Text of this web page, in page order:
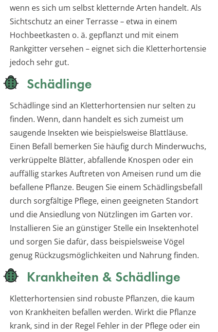
wenn es sich um selbst kletternde Arten handelt. Als
Sichtschutz an einer Terrasse – etwa in einem
Hochbeetkasten o. ä. gepflanzt und mit einem
Rankgitter versehen – eignet sich die Kletterhortensie
jedoch sehr gut.
Schädlinge
Schädlinge sind an Kletterhortensien nur selten zu
finden. Wenn, dann handelt es sich zumeist um
saugende Insekten wie beispielsweise Blattläuse.
Einen Befall bemerken Sie häufig durch Minderwuchs,
verkrüppelte Blätter, abfallende Knospen oder ein
auffällig starkes Auftreten von Ameisen rund um die
befallene Pflanze. Beugen Sie einem Schädlingsbefall
durch sorgfältige Pflege, einen geeigneten Standort
und die Ansiedlung von Nützlingen im Garten vor.
Installieren Sie an günstiger Stelle ein Insektenhotel
und sorgen Sie dafür, dass beispielsweise Vögel
genug Rückzugsmöglichkeiten und Nahrung finden.
Krankheiten & Schädlinge
Kletterhortensien sind robuste Pflanzen, die kaum
von Krankheiten befallen werden. Wirkt die Pflanze
krank, sind in der Regel Fehler in der Pflege oder ein